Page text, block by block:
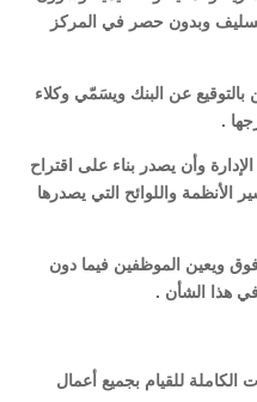
وبدون حصر في المركز
عن البنك ويسَمّي وكلاء
.
وأن يصدر بناء على اقتراح
الأنظمة واللوائح التي يصدرها
ويعين الموظفين فيما دون
هذا الشأن .
للقيام بجميع أعمال